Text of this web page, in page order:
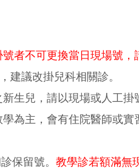
者不可更換當日現場號，
建議改掛兒科相關診。
生兒，請以現場或人工掛
為主，會有住院醫師或
保留號。 教學診若額滿無